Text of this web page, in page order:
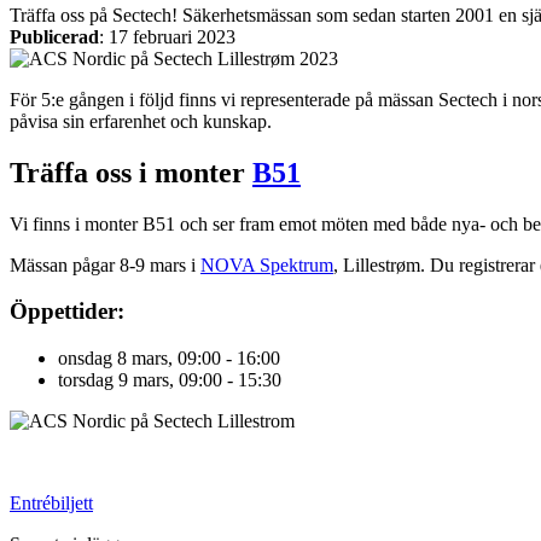
Industri
SirenerKombinerade enheterLarmsystem
Ex-klassade
Kombinerade enheter
Detektorer
Larmklockor
Tillbehör
Träffa oss på Sectech! Säkerhetsmässan som sedan starten 2001
Publicerad: 17 februari 2023
För 5:e gången i följd finns vi representerade på mässan Sectech i
påvisa sin erfarenhet och kunskap.
Träffa oss i monter B51
Vi finns i monter B51 och ser fram emot möten med både nya- och
Mässan pågar 8-9 mars i NOVA Spektrum, Lillestrøm. Du
Öppettider:
onsdag 8 mars, 09:00 - 16:00
torsdag 9 mars, 09:00 - 15:30
Entrébiljett